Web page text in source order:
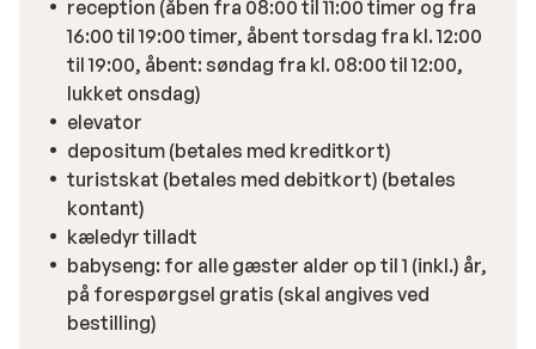
reception (åben fra 08:00 til 11:00 timer og fra
16:00 til 19:00 timer, åbent torsdag fra kl. 12:00
til 19:00, åbent: søndag fra kl. 08:00 til 12:00,
lukket onsdag)
elevator
depositum (betales med kreditkort)
turistskat (betales med debitkort) (betales
kontant)
kæledyr tilladt
babyseng: for alle gæster alder op til 1 (inkl.) år,
på forespørgsel gratis (skal angives ved
bestilling)